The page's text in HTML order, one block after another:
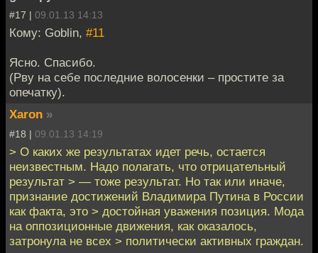
#17 | 09.01.13 14:13
Кому: Goblin, #11
Ясно. Спасибо.
(Рву на себе последние волосенки – простите за
опечатку).
Xaron »
#18 | 09.01.13 14:19
> О каких же результатах идет речь, остается
неизвестным. Надо полагать, что отрицательный
результат > — тоже результат. Но так или иначе,
признание достижений Владимира Путина в России
как факта, это > достойная уважения позиция. Мода
на оппозиционные движения, как оказалось,
затронула не всех > политически активных граждан.